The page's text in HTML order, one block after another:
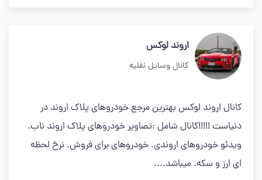
اروند لوکس
کانال وسایل نقلیه
کانال اروند لوکس بهترین مرجع خودروهای پلاک اروند در
دنیاست !!!!!کانال شامل :تصاویر خودروهای پلاک اروند ناب.
ویدئو خودروهای اروندی. خودروهای برای فروش. نرخ لحظه
ای ارز و سکه. میباشد....